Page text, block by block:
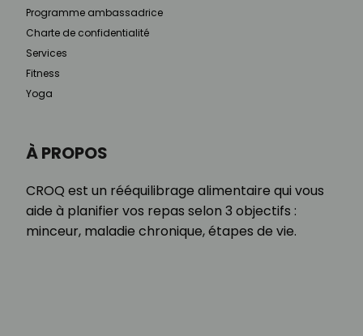
À PROPOS
CROQ est un rééquilibrage alimentaire qui vous
aide à planifier vos repas selon 3 objectifs :
minceur, maladie chronique, étapes de vie.
Programme ambassadrice
Charte de confidentialité
Services
Fitness
Yoga